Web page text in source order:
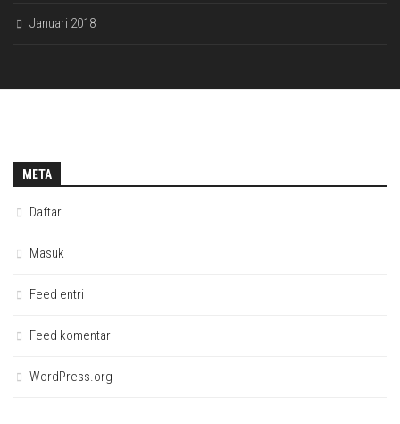
Januari 2018
META
Daftar
Masuk
Feed entri
Feed komentar
WordPress.org